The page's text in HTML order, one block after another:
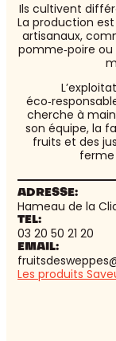
Ils cultivent
La production
artisanaux,
pomme‑poire ou
cherche à
son équipe, la
fruits et des
ferme
ADRESSE:
Hameau de la
TEL:
03 20 50 21 20
EMAIL:
Les produits